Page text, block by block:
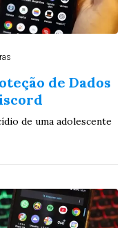
de Dados
de uma adolescente